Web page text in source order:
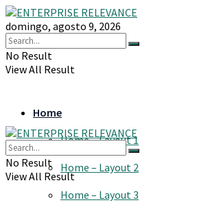
domingo, agosto 9, 2026
No Result
View All Result
Home
Home – Layout 1
Home – Layout 2
Home – Layout 3
No Result
View All Result